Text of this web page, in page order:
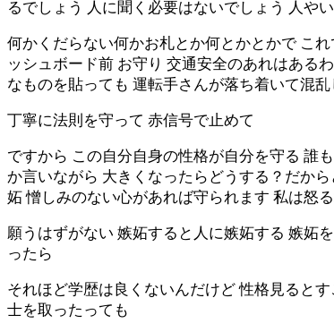
るでしょう 人に聞く必要はないでしょう 人や
何かくだらない何かお札とか何とかとかで こ
ッシュボード前 お守り 交通安全のあれはある
なものを貼っても 運転手さんが落ち着いて混
丁寧に法則を守って 赤信号で止めて
ですから この自分自身の性格が自分を守る 誰
か言いながら 大きくなったらどうする？だか
妬 憎しみのない心があれば守られます 私は怒
願うはずがない 嫉妬すると人に嫉妬する 嫉妬
ったら
それほど学歴は良くないんだけど 性格見ると
士を取ったっても